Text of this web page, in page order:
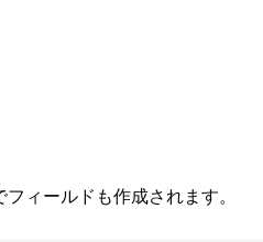
ィールドも作成されます。